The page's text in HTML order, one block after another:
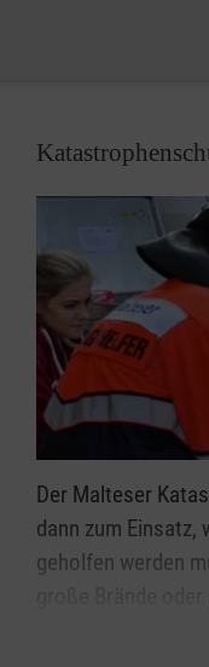
Der Malteser
dann zum Einsatz,
geholfen werden
die